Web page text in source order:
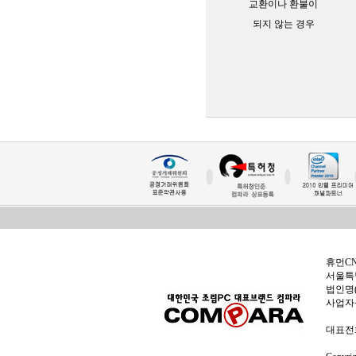
교환이나 환불이
되지 않는 경우
휴먼
서울특
법인
사업
대표전